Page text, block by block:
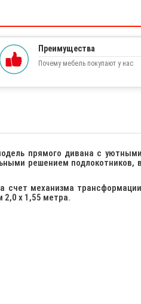
Преимущества
Почему мебель покупают у нас
прямого дивана с уютными
решением подлокотников, в
счет механизма трансформации
х 1,55 метра.